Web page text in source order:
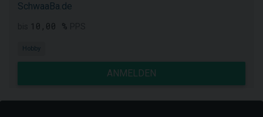
SchwaaBa.de
10,00 %
Hobby
ANMELDEN